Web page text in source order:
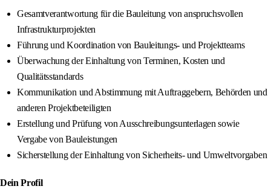
Gesamtverantwortung für die Bauleitung von anspruchsvollen
Infrastrukturprojekten
Führung und Koordination von Bauleitungs- und Projektteams
Überwachung der Einhaltung von Terminen, Kosten und
Qualitätsstandards
Kommunikation und Abstimmung mit Auftraggebern, Behörden und
anderen Projektbeteiligten
Erstellung und Prüfung von Ausschreibungsunterlagen sowie
Vergabe von Bauleistungen
Sicherstellung der Einhaltung von Sicherheits- und Umweltvorgaben
Dein Profil